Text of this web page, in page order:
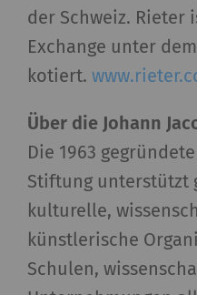
der Schweiz. Rieter
Exchange unter
kotiert.
Über die Johann
Die 1963
Stiftung unterstützt
kulturelle,
künstlerische
Schulen,
Analyse des
der
Externe Inhalte
Externer Inhalt: Der
Funktionen ist es,
Videos, Karten), die
(YouTube, Google